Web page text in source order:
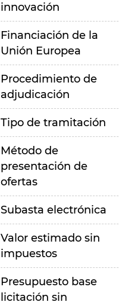
innovación
Financiación de la
Unión Europea
Procedimiento de
adjudicación
Tipo de tramitación
Método de
presentación de
ofertas
Subasta electrónica
Valor estimado sin
impuestos
Presupuesto base
licitación sin